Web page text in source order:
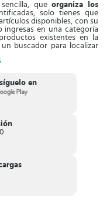
que organiza los
solo tienes que
disponibles, con su
ingresas en una categoría
existentes en la
buscador para localizar
También, su sistema de
puedes regresar a
de un artículo en el
tipos de productos a los
artículos y las mejores
en